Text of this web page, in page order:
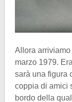
Allora
marzo 1979.
sarà una figura
coppia di amici
bordo della